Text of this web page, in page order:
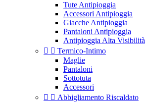
Tute Antipioggia
Accessori Antipioggia
Giacche Antipioggia
Pantaloni Antipioggia
Antipioggia Alta Visibilità
  Termico-Intimo
Maglie
Pantaloni
Sottotuta
Accessori
  Abbigliamento Riscaldato